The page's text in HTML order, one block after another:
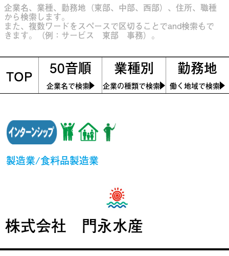
企業名、業種、勤務地（東部、中部、西部）、住所、職種
から検索します。
また、複数ワードをスペースで区切ることでand検索もで
きます。（例：サービス 東部 事務）。
TOP 50音順
企業名で検索
業種別
企業の種類で検索
勤務地
働く地域で検索
製造業/食料品製造業
株式会社 門永水産